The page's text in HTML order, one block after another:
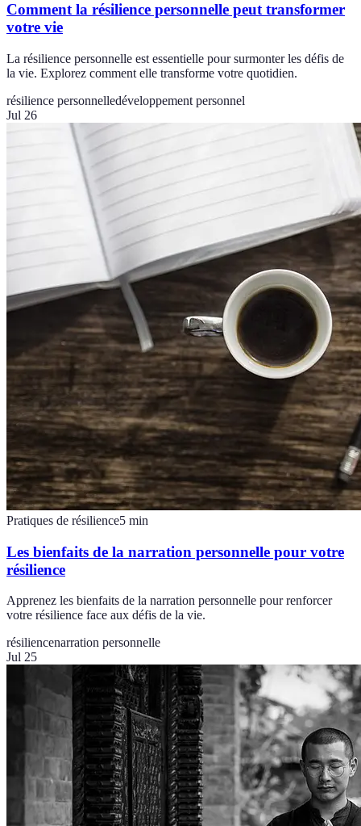
Comment la résilience personnelle peut transformer
votre vie
La résilience personnelle est essentielle pour surmonter les défis de
la vie. Explorez comment elle transforme votre quotidien.
résilience personnelledéveloppement personnel
Jul 26
Pratiques de résilience5 min
Les bienfaits de la narration personnelle pour votre
résilience
Apprenez les bienfaits de la narration personnelle pour renforcer
votre résilience face aux défis de la vie.
résiliencenarration personnelle
Jul 25